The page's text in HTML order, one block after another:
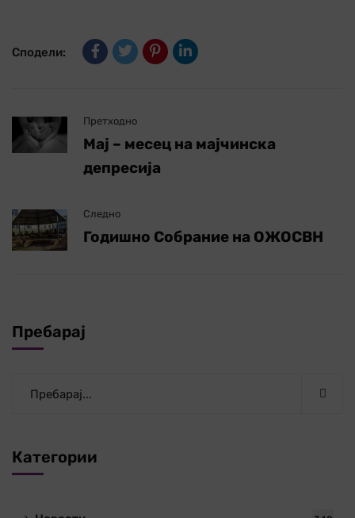
Сподели:
Претходно
Мај – месец на мајчинска
депресија
Следно
Годишно Собрание на ОЖОСВН
Пребарај
Категории